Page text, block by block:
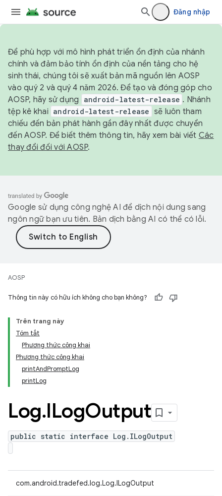
Đăng nhập
Để phù hợp với mô hình phát triển ổn định của nhánh
chính và đảm bảo tính ổn định của nền tảng cho hệ
sinh thái, chúng tôi sẽ xuất bản mã nguồn lên AOSP
vào quý 2 và quý 4 năm 2026. Để tạo và đóng góp cho
AOSP, hãy sử dụng
android-latest-release . Nhánh
tệp kê khai android-latest-release sẽ luôn tham
chiếu đến bản phát hành gần đây nhất được chuyển
đến AOSP. Để biết thêm thông tin, hãy xem bài viết Các
thay đổi đối với AOSP.
Google sử dụng công nghệ AI để dịch nội dung sang
ngôn ngữ bạn ưu tiên. Bản dịch bằng AI có thể có lỗi.
AOSP
Thông tin này có hữu ích không cho bạn không?
Trên trang này
Tóm tắt
Phương thức công khai
Phương thức công khai
printAndPromptLog
printLog
Log.ILogOutput
public static interface Log.ILogOutput
com.android.tradefed.log.Log.ILogOutput